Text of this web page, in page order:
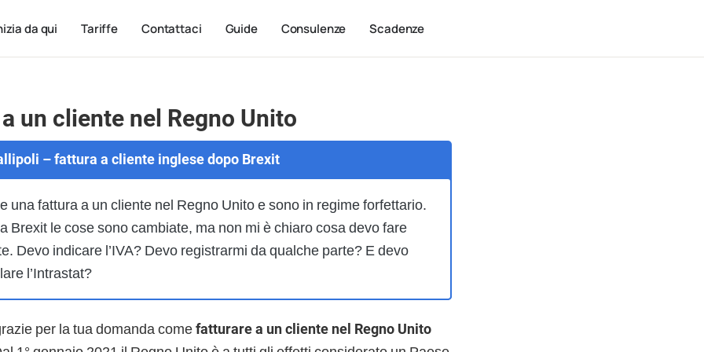
da qui Tariffe Contattaci Guide Consulenze Scadenze
un cliente nel Regno Unito
– fattura a cliente inglese dopo Brexit
una fattura a un cliente nel Regno Unito e sono in regime forfettario.
Brexit le cose sono cambiate, ma non mi è chiaro cosa devo fare
Devo indicare l’IVA? Devo registrarmi da qualche parte? E devo
l’Intrastat?
per la tua domanda comefatturare a un cliente nel Regno Unito